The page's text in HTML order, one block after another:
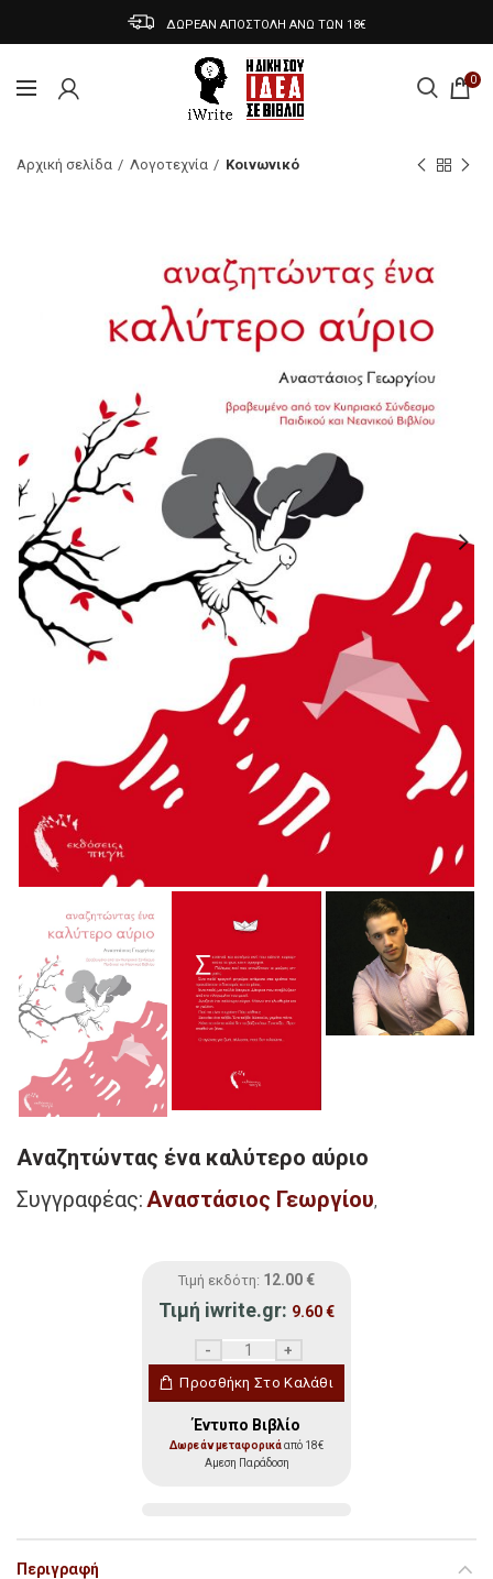
ΔΩΡΕΑΝ ΑΠΟΣΤΟΛΗ ΑΝΩ ΤΩΝ 18€
0
Αρχική σελίδα Λογοτεχνία Κοινωνικό
Αναζητώντας ένα καλύτερο αύριο
Συγγραφέας: Αναστάσιος Γεωργίου,
Τιμή εκδότη: 12.00 €
Τιμή iwrite.gr: 9.60€
Προσθήκη Στο Καλάθι
Έντυπο Βιβλίο
Δωρεάν μεταφορικάαπό 18€
Αμεση Παράδοση
Περιγραφή